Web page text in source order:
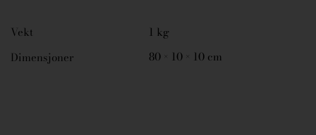
Vekt
1 kg
Dimensjoner
80 × 10 × 10 cm